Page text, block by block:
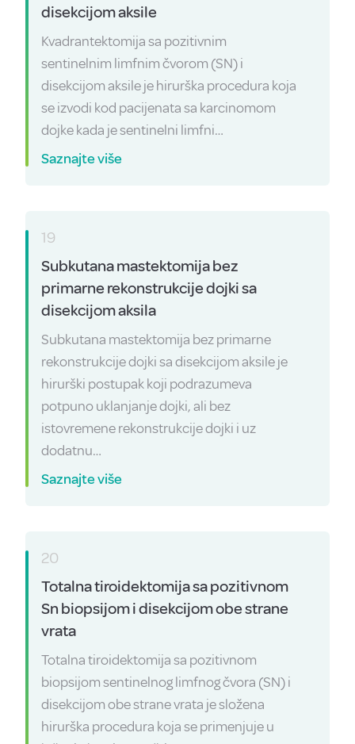
disekcijom aksile
Kvadrantektomija sa pozitivnim
sentinelnim limfnim čvorom (SN) i
disekcijom aksile je hirurška procedura koja
se izvodi kod pacijenata sa karcinomom
dojke kada je sentinelni limfni…
Saznajte više
19
Subkutana mastektomija bez
primarne rekonstrukcije dojki sa
disekcijom aksila
Subkutana mastektomija bez primarne
rekonstrukcije dojki sa disekcijom aksile je
hirurški postupak koji podrazumeva
potpuno uklanjanje dojki, ali bez
istovremene rekonstrukcije dojki i uz
dodatnu…
Saznajte više
20
Totalna tiroidektomija sa pozitivnom
Sn biopsijom i disekcijom obe strane
vrata
Totalna tiroidektomija sa pozitivnom
biopsijom sentinelnog limfnog čvora (SN) i
disekcijom obe strane vrata je složena
hirurška procedura koja se primenjuje u